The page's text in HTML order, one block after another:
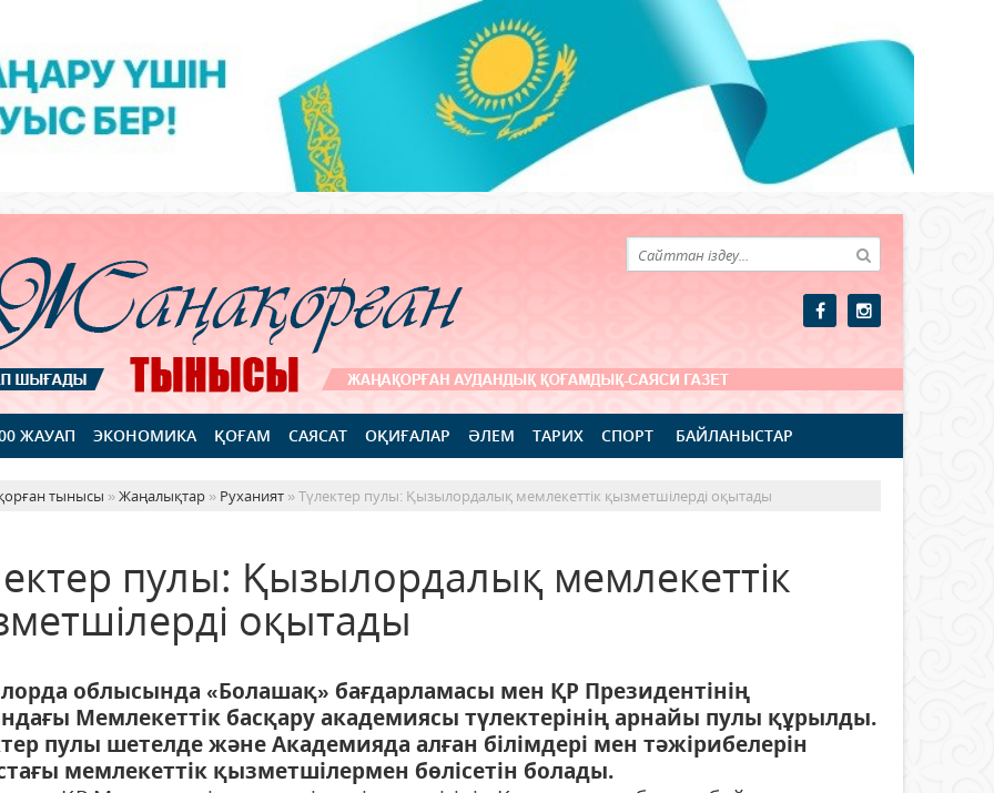
ЖАУАП ЭКОНОМИКА ҚОҒАМ САЯСАТ ОҚИҒАЛАР ӘЛЕМ ТАРИХ СПОРТ БАЙЛАНЫСТАР
тынысы »Жаңалықтар » Руханият » Түлектер пулы: Қызылордалық мемлекеттік қызметшілерді оқытады
пулы: Қызылордалық мемлекеттік
оқытады
облысында «Болашақ» бағдарламасы мен ҚР Президентінің
Мемлекеттік басқару академиясы түлектерінің арнайы пулы құрылды.
пулы шетелде және Академияда алған білімдері мен тәжірибелерін
мемлекеттік қызметшілермен бөлісетін болады.